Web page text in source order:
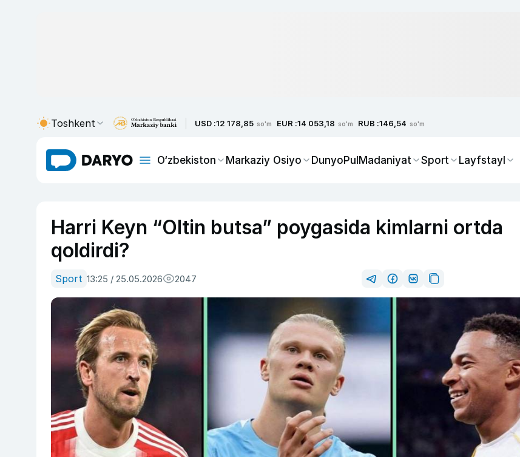
Toshkent USD :12 178,85 so'm EUR :14 053,18 so'm RUB :146,54 so'm
O‘zbekiston Markaziy Osiyo DunyoPulMadaniyat Sport Layfstayl
Harri Keyn “Oltin butsa” poygasida kimlarni ortda
qoldirdi?
Sport 13:25 / 25.05.2026 2047